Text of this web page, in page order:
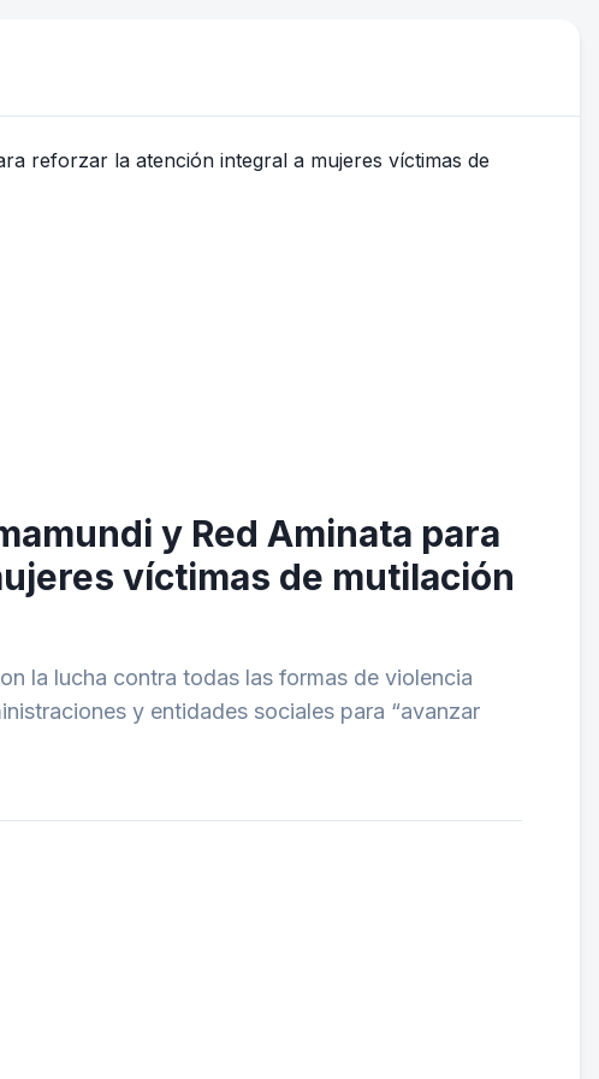
y Red Aminata para
víctimas de mutilación
la lucha contra todas las formas de violencia
y entidades sociales para “avanzar